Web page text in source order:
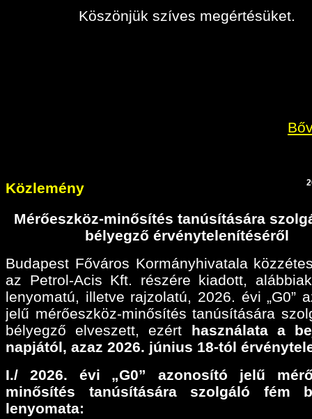
Köszönjük szíves megértésüket.
Közlemény
Mérőeszköz-minősítés tanúsítására
bélyegző érvénytelenítéséről
Budapest Főváros Kormányhivatala
az Petrol-Acis Kft. részére kiadott,
lenyomatú, illetve rajzolatú, 2026. évi „G0”
jelű mérőeszköz-minősítés tanúsítására
bélyegző elveszett, ezért használata a
napjától, azaz 2026. június 18-tól
I./ 2026. évi „G0” azonosító jelű
minősítés tanúsítására szolgáló fém
lenyomata: